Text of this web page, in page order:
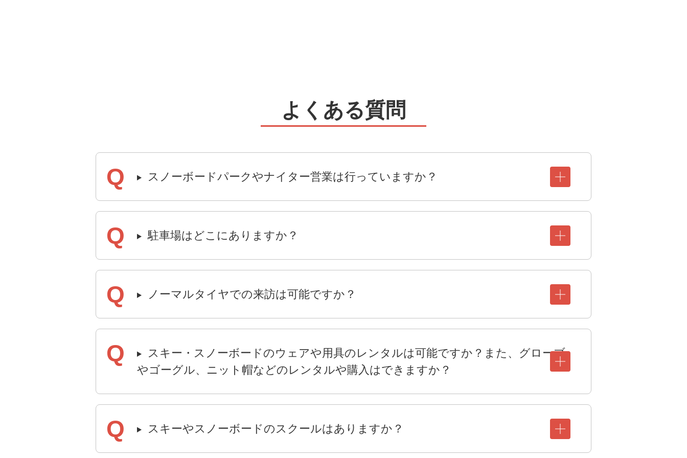
よくある質問
スノーボードパークやナイター営業は行っていますか？
駐車場はどこにありますか？
ノーマルタイヤでの来訪は可能ですか？
スキー・スノーボードのウェアや用具のレンタルは可能ですか？また、グローブ
やゴーグル、ニット帽などのレンタルや購入はできますか？
スキーやスノーボードのスクールはありますか？